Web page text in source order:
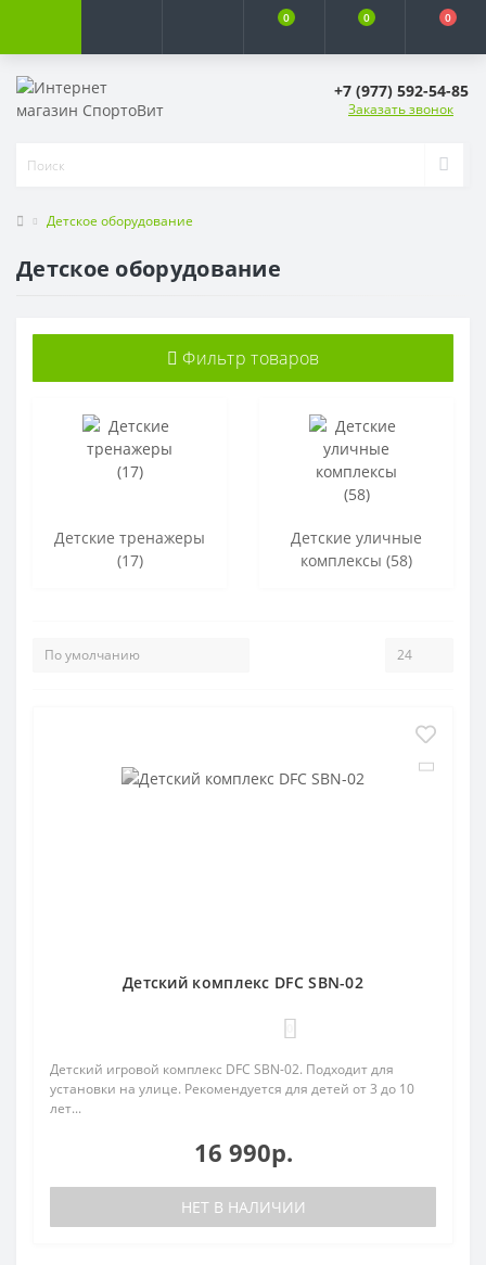
0 0 0
+7 (977) 592-54-85
Заказать звонок
Детское оборудование
Детское оборудование
Фильтр товаров
Детские тренажеры
(17)
Детские уличные
комплексы (58)
Детский комплекс DFC SBN-02
Детский игровой комплекс DFC SBN-02. Подходит для
установки на улице. Рекомендуется для детей от 3 до 10
лет...
16 990р.
НЕТ В НАЛИЧИИ